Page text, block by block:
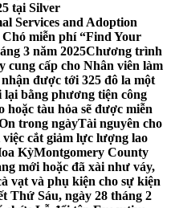
tại Silver
Services and Adoption
miễn phí “Find Your
3 năm 2025Chương trình
cung cấp cho Nhân viên làm
được tới 325 đô la một
bằng phương tiện công
tàu hỏa sẽ được miễn
trong ngàyTài nguyên cho
cắt giảm lực lượng lao
KỳMontgomery County
mới hoặc đã xài như váy,
vạt và phụ kiện cho sự kiện
Thứ Sáu, ngày 28 tháng 2